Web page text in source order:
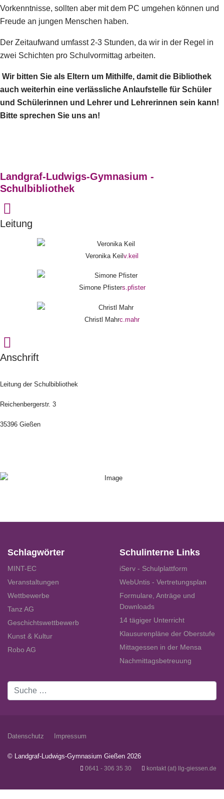
Vorkenntnisse, sollten aber mit dem PC umgehen können und
Freude an jungen Menschen haben.
Der Zeitaufwand umfasst 2-3 Stunden, da wir in der Regel in
zwei Schichten pro Schulvormittag arbeiten.
Wir bitten Sie als Eltern um Mithilfe, damit die Bibliothek
auch weiterhin eine verlässliche Anlaufstelle für Schüler
und Schülerinnen und Lehrer und Lehrerinnen sein kann!
Bitte sprechen Sie uns an!
Landgraf-Ludwigs-Gymnasium -
Schulbibliothek
Leitung
Veronika Keilv.keil
Simone Pfisters.pfister
Christl Mahrc.mahr
Anschrift
Leitung der Schulbibliothek
Reichenbergerstr. 3
35396 Gießen
Schlagwörter
MINT-EC
Veranstaltungen
Wettbewerbe
Tanz AG
Geschichtswettbewerb
Kunst & Kultur
Robo AG
Schulinterne Links
iServ - Schulplattform
WebUntis - Vertretungsplan
Formulare, Anträge und
Downloads
14 tägiger Unterricht
Klausurenpläne der Oberstufe
Mittagessen in der Mensa
Nachmittagsbetreuung
Suchen
Datenschutz Impressum
© Landgraf-Ludwigs-Gymnasium Gießen 2026
0641 - 306 35 30 kontakt (at) llg-giessen.de